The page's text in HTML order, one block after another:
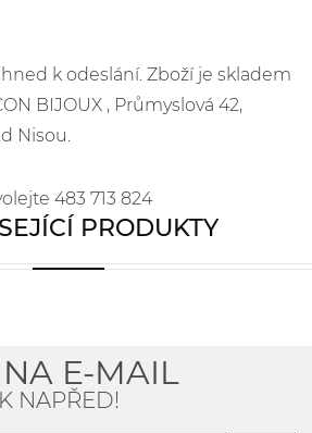
k odeslání. Zboží je skladem
BIJOUX , Průmyslová 42,
Nisou.
483 713 824
PRODUKTY
E-MAIL
NAPŘED!